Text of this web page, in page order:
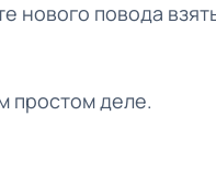
нового повода
простом деле.